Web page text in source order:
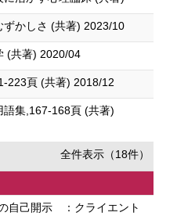
ずかしさ (共著) 2023/10
(共著) 2020/04
223頁 (共著) 2018/12
語集,167-168頁 (共著)
全件表示（18件）
自己開示 ：クライエント